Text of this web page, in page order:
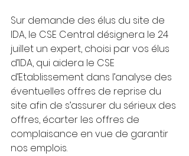
Sur demande des élus du site de
IDA, le CSE Central désignera le 24
juillet un expert, choisi par vos élus
d’IDA, qui aidera le CSE
d’Etablissement dans l’analyse des
éventuelles offres de reprise du
site afin de s’assurer du sérieux des
offres, écarter les offres de
complaisance en vue de garantir
nos emplois.